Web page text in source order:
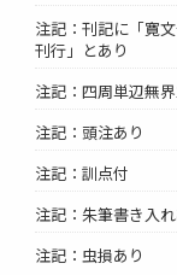
注記：刊記に「寛
刊行」とあり
注記：四周単辺無
注記：頭注あり
注記：訓点付
注記：朱筆書き入
注記：虫損あり